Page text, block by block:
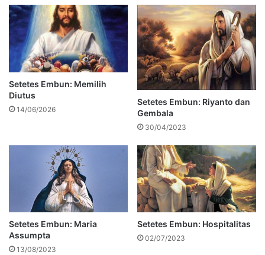
Setetes Embun: Memilih
Diutus
14/06/2026
Setetes Embun: Riyanto dan
Gembala
30/04/2023
Setetes Embun: Maria
Assumpta
13/08/2023
Setetes Embun: Hospitalitas
02/07/2023